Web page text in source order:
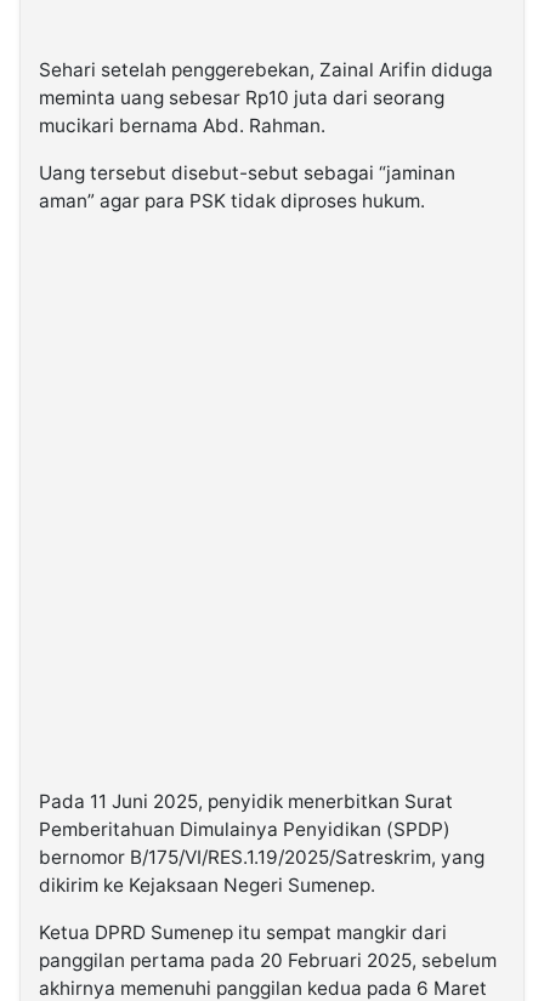
Sehari setelah penggerebekan, Zainal Arifin diduga
meminta uang sebesar Rp10 juta dari seorang
mucikari bernama Abd. Rahman.
Uang tersebut disebut-sebut sebagai “jaminan
aman” agar para PSK tidak diproses hukum.
Pada 11 Juni 2025, penyidik menerbitkan Surat
Pemberitahuan Dimulainya Penyidikan (SPDP)
bernomor B/175/VI/RES.1.19/2025/Satreskrim, yang
dikirim ke Kejaksaan Negeri Sumenep.
Ketua DPRD Sumenep itu sempat mangkir dari
panggilan pertama pada 20 Februari 2025, sebelum
akhirnya memenuhi panggilan kedua pada 6 Maret